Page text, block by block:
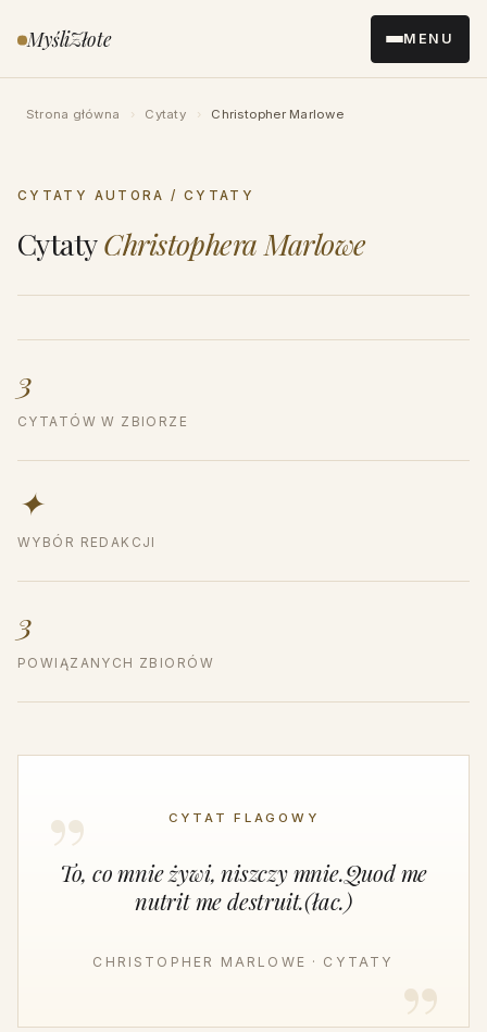
do MyśliZłote MENU
Strona główna › Cytaty › Christopher Marlowe
CYTATY AUTORA / CYTATY
CytatyChristophera Marlowe
3
CYTATÓW W ZBIORZE
✦
WYBÓR REDAKCJI
3
POWIĄZANYCH ZBIORÓW
CYTAT FLAGOWY
To, co mnie żywi, niszczy mnie.Quod me
nutrit me destruit.(łac.)
CHRISTOPHER MARLOWE · CYTATY